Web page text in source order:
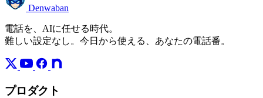
Denwaban
電話を、AIに任せる時代。
難しい設定なし。今日から使える、あなたの電話番。
プロダクト